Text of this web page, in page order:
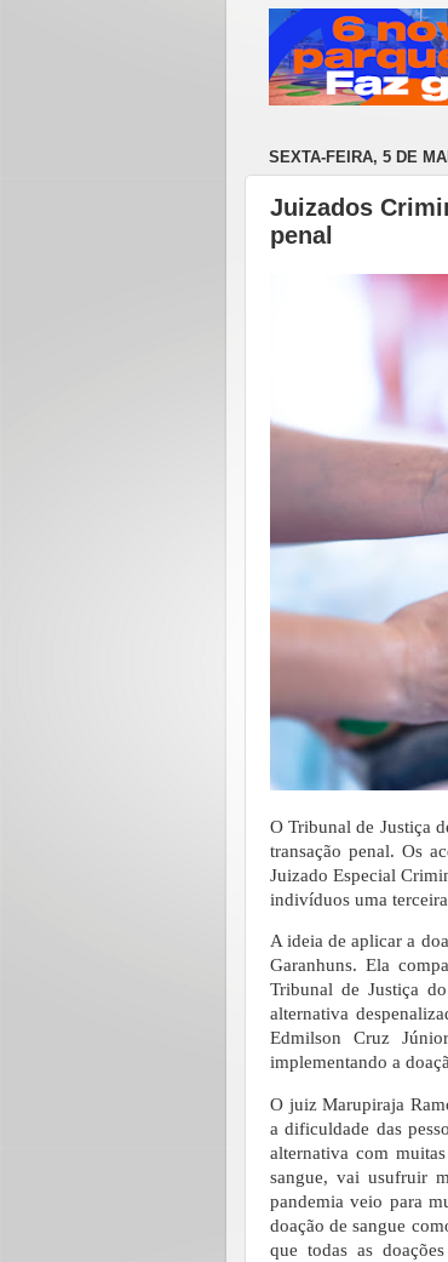
SEXTA-FEIRA, 5 DE
Juizados
penal
O Tribunal de Justiça
transação penal. Os
Juizado Especial
indivíduos uma
A ideia de aplicar a
Garanhuns. Ela
Tribunal de Justiça
alternativa
Edmilson Cruz
implementando a
O juiz Marupiraja
a dificuldade das
alternativa com
sangue, vai usufruir
pandemia veio para
doação de sangue
que todas as